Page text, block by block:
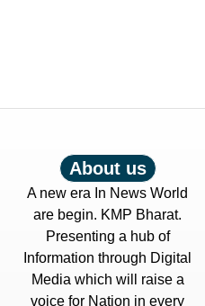
About us
A new era In News World
are begin. KMP Bharat.
Presenting a hub of
Information through Digital
Media which will raise a
voice for Nation in every